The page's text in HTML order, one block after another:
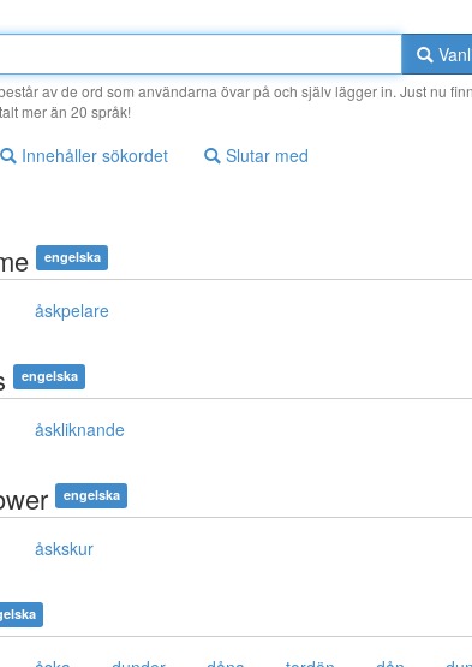
av de ord som användarna övar på och själv lägger in. Just nu
mer än 20 språk!
Innehåller sökordet Slutar med
engelska
åskpelare
engelska
åskliknande
engelska
åskskur